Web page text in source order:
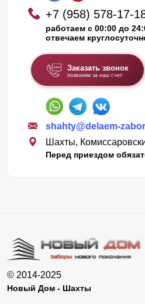
+7 (958) 578-17-
работаем с 00:00 до
отвечаем
Заказать звонок
позвоним за наш счет
shahty@delaem-
Шахты,
Перед приездом
© 2014-2025
Новый Дом - Шахты